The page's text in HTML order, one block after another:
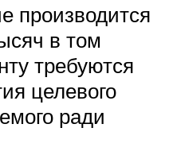
производится
в том
требуются
целевого
ради